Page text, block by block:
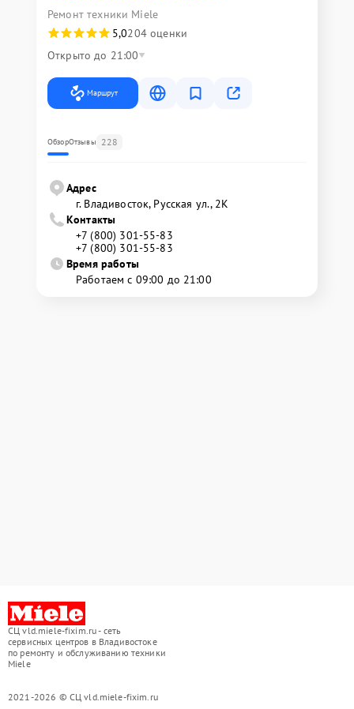
Ремонт техники Miele
5,0204 оценки
Открыто до 21:00
Маршрут
ОбзорОтзывы 228
Адрес
г. Владивосток, Русская ул., 2К
Контакты
+7 (800) 301-55-83
+7 (800) 301-55-83
Время работы
Работаем с 09:00 до 21:00
СЦ vld.miele-fixim.ru - сеть
сервисных центров в Владивостоке
по ремонту и обслуживанию техники
Miele
2021-2026 © СЦ vld.miele-fixim.ru